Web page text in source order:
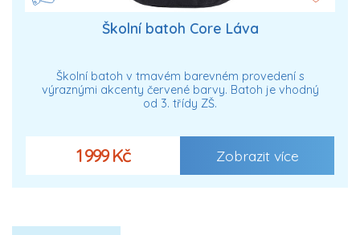
Školní batoh Core Láva
Školní batoh v tmavém barevném provedení s
výraznými akcenty červené barvy. Batoh je vhodný
od 3. třídy ZŠ.
1 999 Kč Zobrazit více